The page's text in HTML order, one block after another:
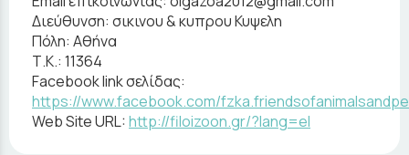
Διεύθυνση: σικινου & κυπρου Κυψελη
Πόλη: Αθήνα
Τ.Κ.: 11364
Facebook link σελίδας:
https://www.facebook.com/
Web Site URL:http://filoizoon.gr/?lang=el